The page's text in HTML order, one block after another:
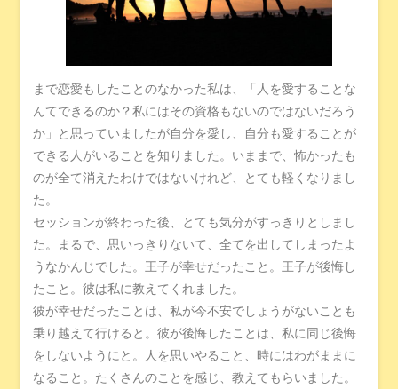
まで恋愛もしたことのなかった私は、「人を愛することな
んてできるのか？私にはその資格もないのではないだろう
か」と思っていましたが自分を愛し、自分も愛することが
できる人がいることを知りました。いままで、怖かったも
のが全て消えたわけではないけれど、とても軽くなりまし
た。
セッションが終わった後、とても気分がすっきりとしまし
た。まるで、思いっきりないて、全てを出してしまったよ
うなかんじでした。王子が幸せだったこと。王子が後悔し
たこと。彼は私に教えてくれました。
彼が幸せだったことは、私が今不安でしょうがないことも
乗り越えて行けると。彼が後悔したことは、私に同じ後悔
をしないようにと。人を思いやること、時にはわがままに
なること。たくさんのことを感じ、教えてもらいました。